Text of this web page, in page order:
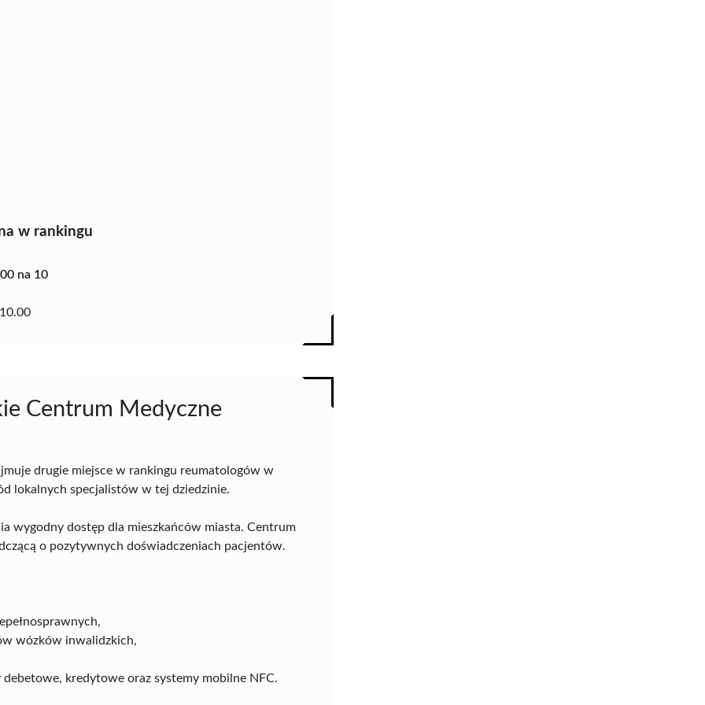
w rankingu
na 10
10.00
Centrum Medyczne
drugie miejsce w rankingu reumatologów w
lokalnych specjalistów w tej dziedzinie.
wygodny dostęp dla mieszkańców miasta. Centrum
o pozytywnych doświadczeniach pacjentów.
wózków inwalidzkich,
kredytowe oraz systemy mobilne NFC.